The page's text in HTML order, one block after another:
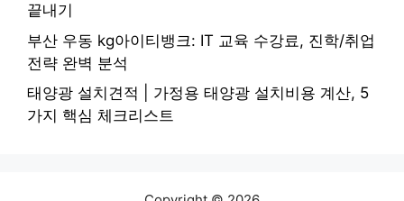
끝내기
부산 우동 kg아이티뱅크: IT 교육 수강료, 진학/취업
전략 완벽 분석
태양광 설치견적 | 가정용 태양광 설치비용 계산, 5
가지 핵심 체크리스트